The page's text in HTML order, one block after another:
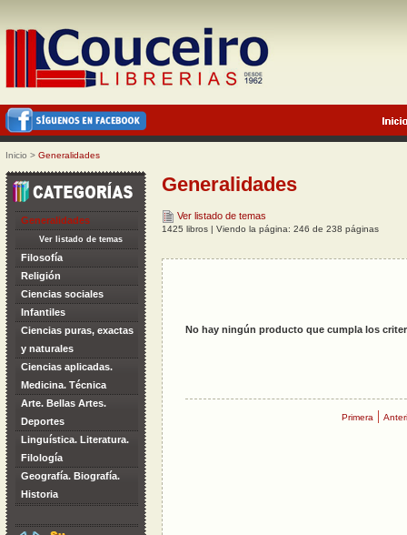
Inicio > Generalidades
Generalidades
Ver listado de temas
Filosofía
Religión
Ciencias sociales
Infantiles
Ciencias puras, exactas
y naturales
Ciencias aplicadas.
Medicina. Técnica
Arte. Bellas Artes.
Deportes
Linguística. Literatura.
Filología
Geografía. Biografía.
Historia
Generalidades
Ver listado de temas
1425 libros | Viendo la página: 246 de 238 páginas
No hay ningún producto que cumpla los
Primera |